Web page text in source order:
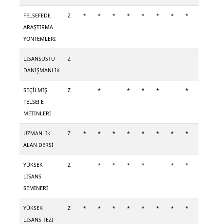
FELSEFEDE
ARAŞTIRMA
YÖNTEMLERİ
Z * * * * * * * *
LİSANSÜSTÜ
DANIŞMANLIK
Z
SEÇİLMİŞ
FELSEFE
METİNLERİ
Z * * * * *
UZMANLIK
ALAN DERSİ
Z * * * * * * * *
YÜKSEK
LİSANS
SEMİNERİ
Z * * * * * *
YÜKSEK
LİSANS TEZİ
Z * * * * * * * *